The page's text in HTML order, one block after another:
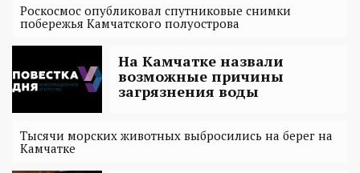
Роскосмос опубликовал спутниковые снимки
побережья Камчатского полуострова
На Камчатке назвали
возможные причины
загрязнения воды
Тысячи морских животных выбросились на берег на
Камчатке